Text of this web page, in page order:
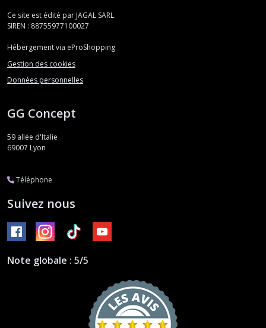
Ce site est édité par JAGAL SARL.
SIREN : 88755977100027
Hébergement via eProShopping
Gestion des cookies
Données personnelles
GG Concept
59 allée d'Italie
69007 Lyon
Téléphone
Suivez nous
Note globale : 5/5